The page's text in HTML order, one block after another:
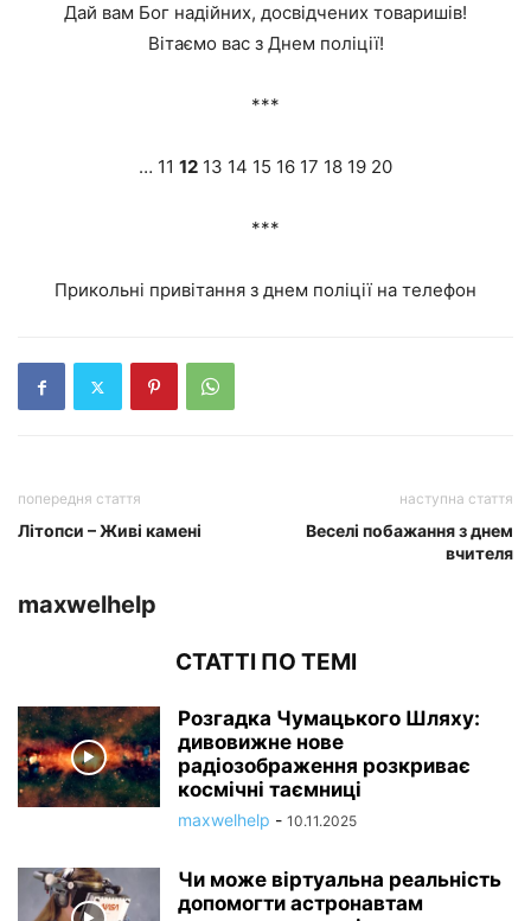
Дай вам Бог надійних, досвідчених товаришів!
Вітаємо вас з Днем поліції!
***
… 11 12 13 14 15 16 17 18 19 20
***
Прикольні привітання з днем поліції на телефон
попередня стаття
Літопси – Живі камені
наступна стаття
Веселі побажання з днем
вчителя
maxwelhelp
СТАТТІ ПО ТЕМІ
Розгадка Чумацького Шляху:
дивовижне нове
радіозображення розкриває
космічні таємниці
maxwelhelp - 10.11.2025
Чи може віртуальна реальність
допомогти астронавтам